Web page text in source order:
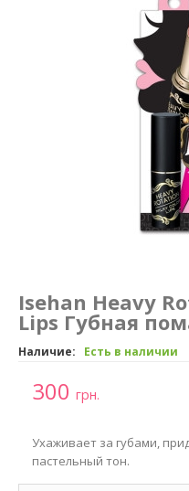
Isehan Heavy
Lips Губная
Наличие: Есть в наличии
300 грн.
Ухаживает за губами,
пастельный тон.